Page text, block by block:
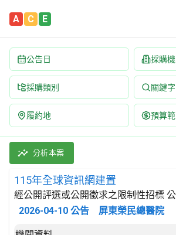
A C E
公告日 採購
採購類別 關鍵字
履約地 預算
115年全球資訊網建置 招標公告 | 案號
採購類別：勞務類 資料處理服務 | 招
分析本案
115年全球資訊網建置
經公開評選或公開徵求之限制性招標
2026-04-10 公告 屏東榮民總醫院
招標公告詳細內容